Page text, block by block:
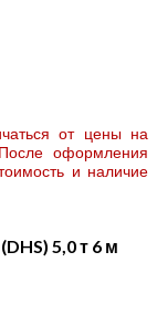
от цены на
оформления
и наличие
5,0 т 6 м